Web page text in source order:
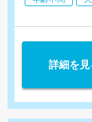
詳細を見